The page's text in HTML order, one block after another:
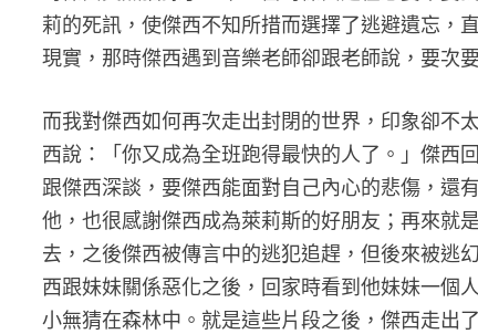
莉的死訊，使傑西不知所措而選擇了逃避遺忘，
現實，那時傑西遇到音樂老師卻跟老師說，要次
而我對傑西如何再次走出封閉的世界，印象卻不
西說：「你又成為全班跑得最快的人了。」傑西
跟傑西深談，要傑西能面對自己內心的悲傷，還
他，也很感謝傑西成為萊莉斯的好朋友；再來就
去，之後傑西被傳言中的逃犯追趕，但後來被逃
西跟妹妹關係惡化之後，回家時看到他妹妹一個
小無猜在森林中。就是這些片段之後，傑西走出